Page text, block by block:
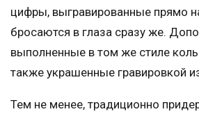
цифры, выгравированные прямо
бросаются в глаза сразу же.
выполненные в том же стиле
также украшенные гравировкой
Тем не менее, традиционно